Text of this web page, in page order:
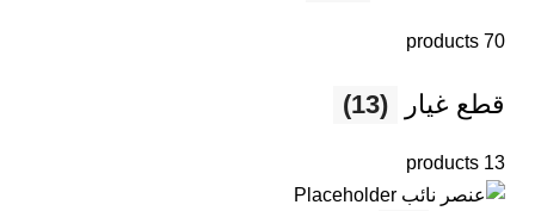
70 products
قطع غيار (13)
13 products